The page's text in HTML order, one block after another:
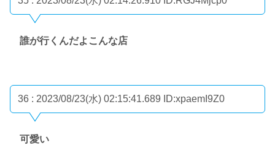
誰が行くんだよこんな店
36 : 2023/08/23(水) 02:15:41.689 ID:xpaemI9Z0
可愛い